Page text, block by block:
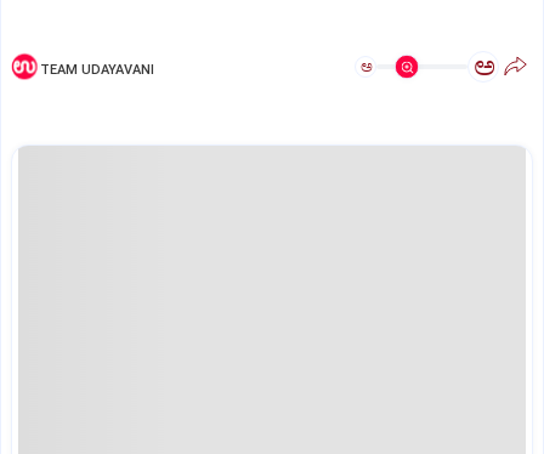
TEAM UDAYAVANI ಅ ಅ